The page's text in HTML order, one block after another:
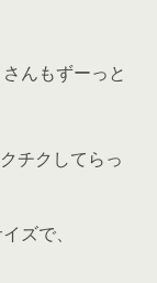
んもずーっと
チクしてらっ
ズで、